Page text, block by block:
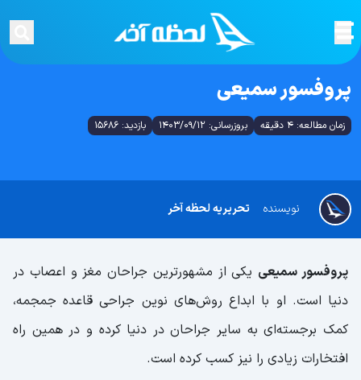
پروفسور سمیعی
زمان مطالعه: 4 دقیقه بروزرسانی: 1403/09/12 بازدید: 15686
تحریریه لحظه آخر نویسنده
پروفسور سمیعی یکی از مشهورترین جراحان مغز و اعصاب در
دنیا است. او با ابداع روش‌های نوین جراحی قاعده جمجمه،
کمک برجسته‌ای به سایر جراحان در دنیا کرده و در همین راه
افتخارات زیادی را نیز کسب کرده است.